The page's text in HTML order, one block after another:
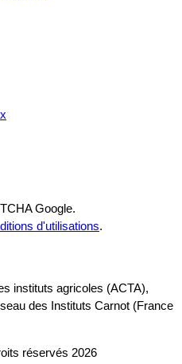
Google.
d'utilisations.
instituts agricoles (ACTA),
des Instituts Carnot (France
réservés 2026